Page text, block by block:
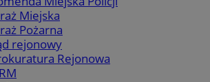
Miejska
Pożarna
rejonowy
Rejonowa